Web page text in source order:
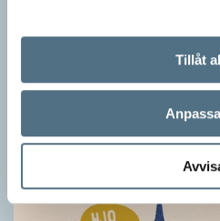
Tillåt
Anpassa
Särskolan byter namn
Grundsärskola byter namn till
gymnasiesärskolan till anpassad
stor del i att detta namnbyte sker